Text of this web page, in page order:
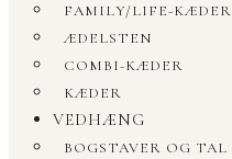
FAMILY/LIFE-KÆDER
ÆDELSTEN
COMBI-KÆDER
KÆDER
VEDHÆNG
BOGSTAVER OG TAL